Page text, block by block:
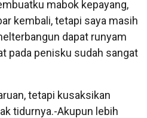
mabok kepayang,
kembali, tetapi saya masih
dapat runyam
pada penisku sudah sangat
tetapi kusaksikan
tidurnya.-Akupun lebih